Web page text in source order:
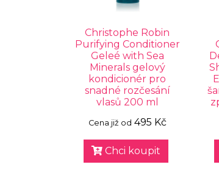
Christophe Robin
Purifying Conditioner
Geleé with Sea
Minerals gelový
kondicionér pro
snadné rozčesání
vlasů 200 ml
Cena již od 495 Kč
Chci koupit